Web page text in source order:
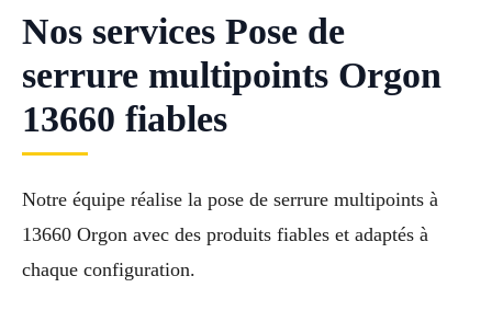
Nos services Pose de
serrure multipoints Orgon
13660 fiables
Notre équipe réalise la pose de serrure multipoints à
13660 Orgon avec des produits fiables et adaptés à
chaque configuration.